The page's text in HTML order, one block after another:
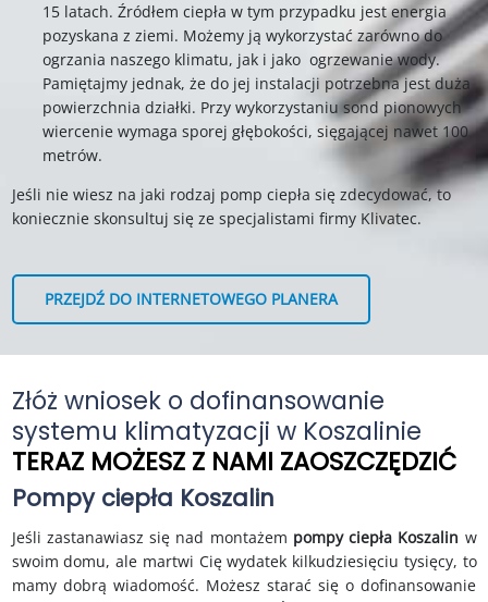
15 latach. Źródłem ciepła w tym przypadku jest energia
pozyskana z ziemi. Możemy ją wykorzystać zarówno do
ogrzania naszego klimatu, jak i jako ogrzewanie wody.
Pamiętajmy jednak, że do jej instalacji potrzebna jest duża
powierzchnia działki. Przy wykorzystaniu sond pionowych
wiercenie wymaga sporej głębokości, sięgającej nawet 100
metrów.
Jeśli nie wiesz na jaki rodzaj pomp ciepła się zdecydować, to
koniecznie skonsultuj się ze specjalistami firmy Klivatec.
PRZEJDŹ DO INTERNETOWEGO PLANERA
Złóż wniosek o dofinansowanie
systemu klimatyzacji w Koszalinie
TERAZ MOŻESZ Z NAMI ZAOSZCZĘDZIĆ
Pompy ciepła Koszalin
Jeśli zastanawiasz się nad montażem pompy ciepła Koszalin w
swoim domu, ale martwi Cię wydatek kilkudziesięciu tysięcy, to
mamy dobrą wiadomość. Możesz starać się o dofinansowanie